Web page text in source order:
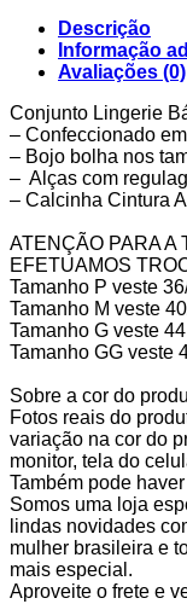
Descrição
Informação
Avaliações (0)
Conjunto Lingerie
– Confeccionado
– Bojo bolha nos
– Alças com
– Calcinha Cintura
ATENÇÃO PARA A
EFETUAMOS
Tamanho P veste
Tamanho M veste
Tamanho G veste 44
Tamanho GG veste
Sobre a cor do
Fotos reais do
variação na cor do
monitor, tela do
Também pode
Somos uma loja
lindas novidades
mulher brasileira e
mais especial.
Aproveite o frete e